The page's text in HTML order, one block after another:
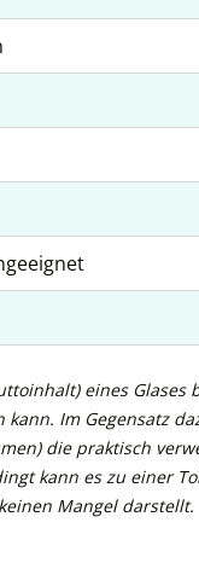
eines
Im Gegensatz
die praktisch
kann es zu einer
Mangel darstellt.